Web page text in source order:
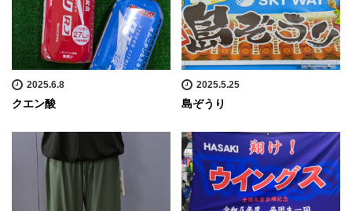
2025.6.8
クエン酸
2025.5.25
島ぞうり